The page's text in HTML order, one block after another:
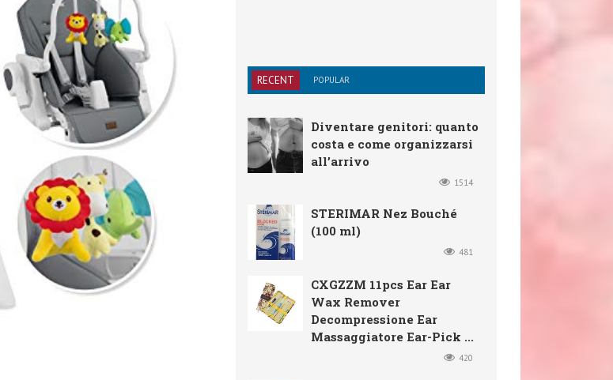
RECENT POPULAR
Diventare genitori: quanto
costa e come organizzarsi
all’arrivo
1514
STERIMAR Nez Bouché
(100 ml)
481
CXGZZM 11pcs Ear Ear
Wax Remover
Decompressione Ear
Massaggiatore Ear-Pick ...
420